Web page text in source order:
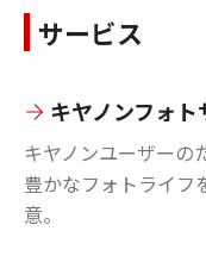
サービス
キヤノンフォト
キヤノンユーザーの
豊かなフォトライフ
意。